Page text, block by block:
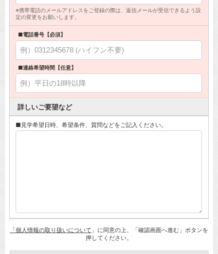
※携帯電話のメールアドレスをご登録の際は、返信メールが受信できるよう設
定の変更をお願いします。
■電話番号【必須】
■連絡希望時間【任意】
詳しいご要望など
■見学希望日時、希望条件、質問などをご記入ください。
「個人情報の取り扱いについて 」に同意の上、「確認画面へ進む」ボタンを
押してください。